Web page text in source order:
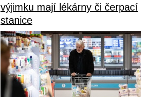
výjimku mají lékárny či čerpací
stanice